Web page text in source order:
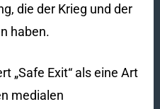
die der Krieg und der
haben.
„Safe Exit“ als eine Art
medialen